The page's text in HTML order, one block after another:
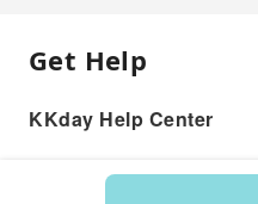
Get Help
KKday Help Center